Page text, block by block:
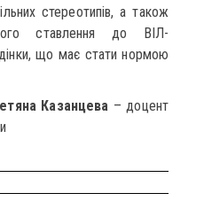
стереотипів, а також
ставлення до ВІЛ-
що має стати нормою
Казанцева – доцент